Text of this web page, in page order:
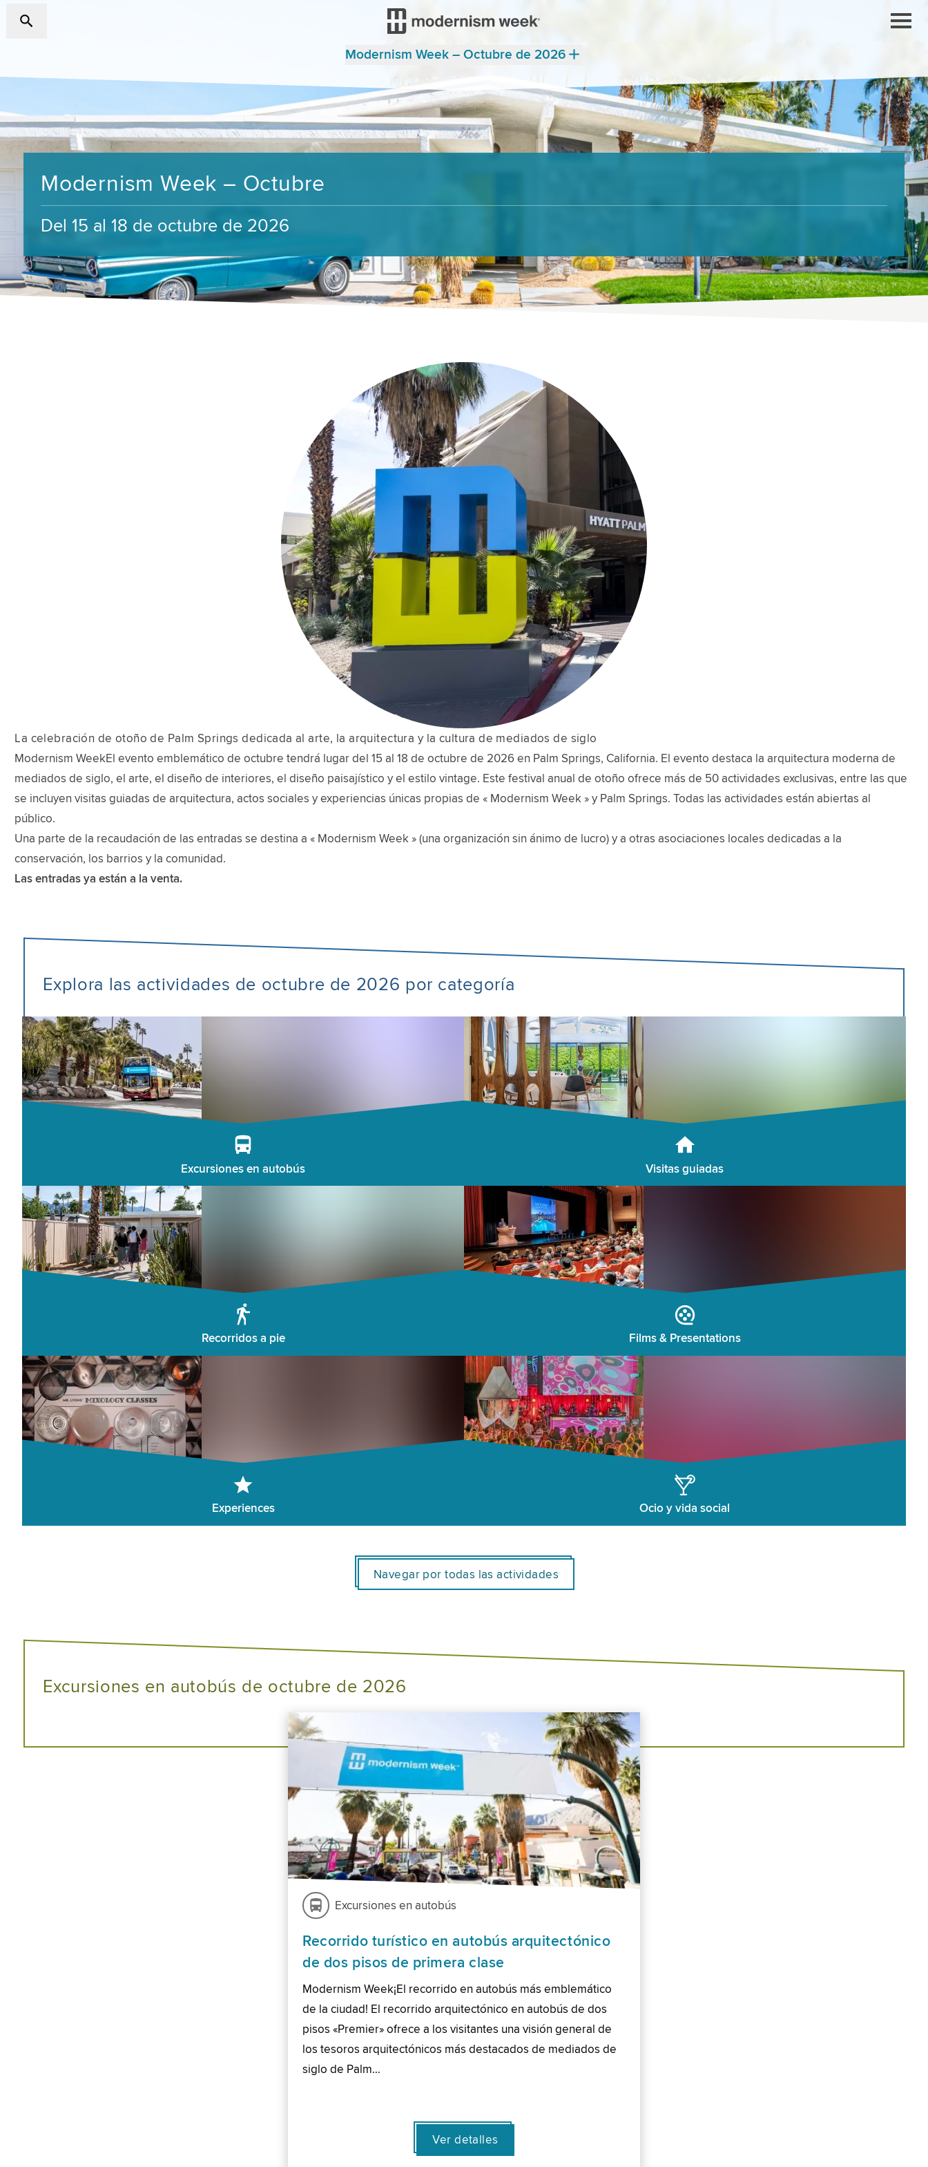
Modernism Week – Octubre de 2026
Modernism Week – Octubre
Del 15 al 18 de octubre de 2026
La celebración de otoño de Palm Springs dedicada al arte, la arquitectura y la cultura de mediados de siglo
Modernism WeekEl evento emblemático de octubre tendrá lugar del 15 al 18 de octubre de 2026 en Palm Springs, California. El evento destaca la arquitectura moderna de
mediados de siglo, el arte, el diseño de interiores, el diseño paisajístico y el estilo vintage. Este festival anual de otoño ofrece más de 50 actividades exclusivas, entre las que
se incluyen visitas guiadas de arquitectura, actos sociales y experiencias únicas propias de « Modernism Week » y Palm Springs. Todas las actividades están abiertas al
público.
Una parte de la recaudación de las entradas se destina a « Modernism Week » (una organización sin ánimo de lucro) y a otras asociaciones locales dedicadas a la
conservación, los barrios y la comunidad.
Las entradas ya están a la venta.
Explora las actividades de octubre de 2026 por categoría
Excursiones en autobús Visitas guiadas
Recorridos a pie Films & Presentations
Experiences Ocio y vida social
Navegar por todas las actividades
Excursiones en autobús de octubre de 2026
Excursiones en autobús
Recorrido turístico en autobús arquitectónico
de dos pisos de primera clase
Modernism Week¡El recorrido en autobús más emblemático
de la ciudad! El recorrido arquitectónico en autobús de dos
pisos «Premier» ofrece a los visitantes una visión general de
los tesoros arquitectónicos más destacados de mediados de
siglo de Palm…
Ver detalles